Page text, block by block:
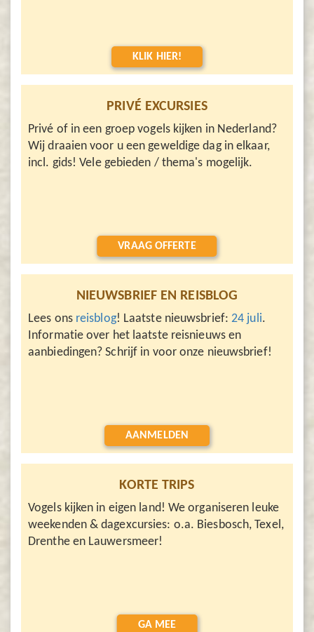
KLIK HIER!
PRIVÉ EXCURSIES
Privé of in een groep vogels kijken in Nederland?
Wij draaien voor u een geweldige dag in elkaar,
incl. gids! Vele gebieden / thema's mogelijk.
VRAAG OFFERTE
NIEUWSBRIEF EN REISBLOG
Lees ons reisblog! Laatste nieuwsbrief:24 juli.
Informatie over het laatste reisnieuws en
aanbiedingen? Schrijf in voor onze nieuwsbrief!
AANMELDEN
KORTE TRIPS
Vogels kijken in eigen land! We organiseren leuke
weekenden & dagexcursies: o.a. Biesbosch, Texel,
Drenthe en Lauwersmeer!
GA MEE